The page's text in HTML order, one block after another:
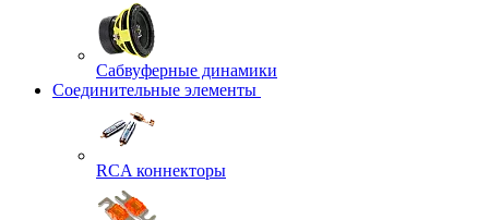
Сабвуферные динамики
Соединительные элементы
RCA коннекторы